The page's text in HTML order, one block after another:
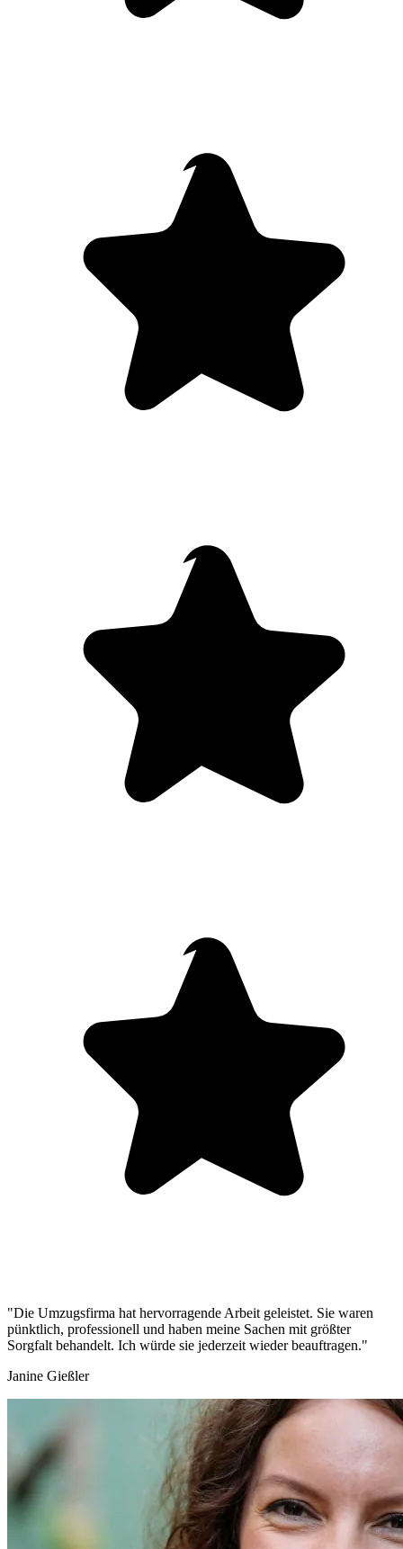
"Die Umzugsfirma hat hervorragende Arbeit geleistet. Sie waren
pünktlich, professionell und haben meine Sachen mit größter
Sorgfalt behandelt. Ich würde sie jederzeit wieder beauftragen."
Janine Gießler